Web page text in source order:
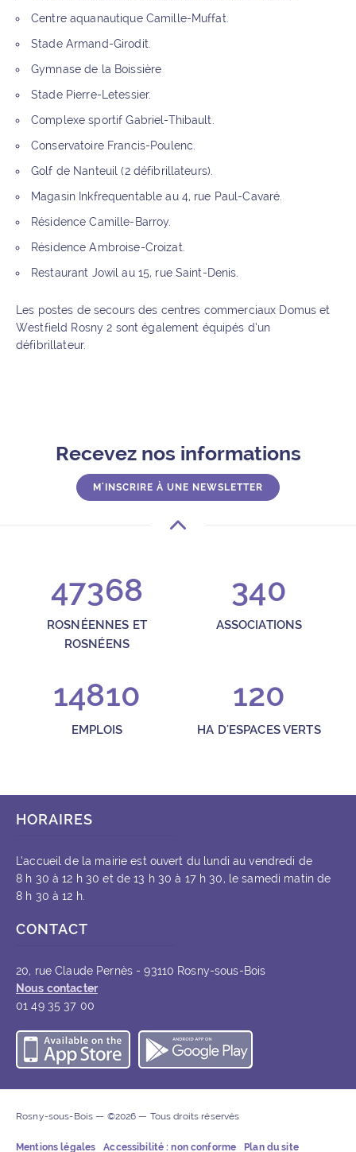
Centre aquanautique Camille-Muffat.
Stade Armand-Girodit.
Gymnase de la Boissière
Stade Pierre-Letessier.
Complexe sportif Gabriel-Thibault.
Conservatoire Francis-Poulenc.
Golf de Nanteuil (2 défibrillateurs).
Magasin Inkfrequentable au 4, rue Paul-Cavaré.
Résidence Camille-Barroy.
Résidence Ambroise-Croizat.
Restaurant Jowil au 15, rue Saint-Denis.
Les postes de secours des centres commerciaux Domus et
Westfield Rosny 2 sont également équipés d’un
défibrillateur.
Recevez nos informations
M'INSCRIRE À UNE NEWSLETTER
47368
ROSNÉENNES ET
ROSNÉENS
340
ASSOCIATIONS
14810
EMPLOIS
120
HA D'ESPACES VERTS
HORAIRES
L’accueil de la mairie est ouvert du lundi au vendredi de
8 h 30 à 12 h 30 et de 13 h 30 à 17 h 30, le samedi matin de
8 h 30 à 12 h.
CONTACT
20, rue Claude Pernès - 93110 Rosny-sous-Bois
Nous contacter
01 49 35 37 00
Télécharger l’application iOS
Rosny-sous-Bois — ©2026 — Tous droits réservés
Mentions légales Accessibilité : non conforme Plan du site